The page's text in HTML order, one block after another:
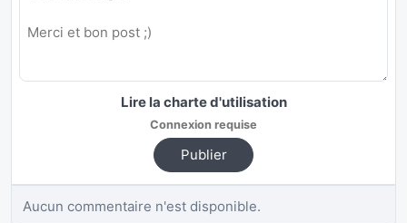
Lire la charte d'utilisation
Connexion requise
Publier
Aucun commentaire n'est disponible.